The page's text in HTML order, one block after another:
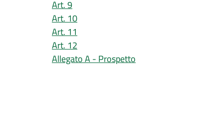
Art. 9
Art. 10
Art. 11
Art. 12
Allegato A - Prospetto